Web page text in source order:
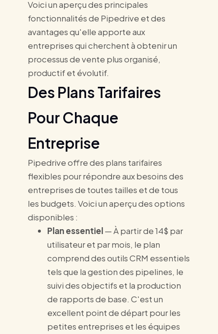
Voici un aperçu des principales
fonctionnalités de Pipedrive et des
avantages qu'elle apporte aux
entreprises qui cherchent à obtenir un
processus de vente plus organisé,
productif et évolutif.
Des Plans Tarifaires
Pour Chaque
Entreprise
Pipedrive offre des plans tarifaires
flexibles pour répondre aux besoins des
entreprises de toutes tailles et de tous
les budgets. Voici un aperçu des options
disponibles :
Plan essentiel— À partir de 14$ par
utilisateur et par mois, le plan
comprend des outils CRM essentiels
tels que la gestion des pipelines, le
suivi des objectifs et la production
de rapports de base. C'est un
excellent point de départ pour les
petites entreprises et les équipes